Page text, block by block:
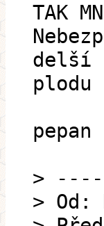
TAK
delší
plodu
pepan
>
> Od: